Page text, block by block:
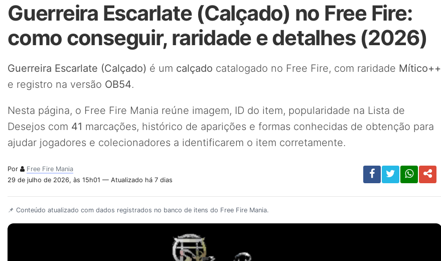
Guerreira Escarlate (Calçado) no Free Fire:
como conseguir, raridade e detalhes (2026)
Guerreira Escarlate (Calçado) é um calçado catalogado no Free Fire, com raridade Mítico++
e registro na versão OB54.
Nesta página, o Free Fire Mania reúne imagem, ID do item, popularidade na Lista de
Desejos com 41 marcações, histórico de aparições e formas conhecidas de obtenção para
ajudar jogadores e colecionadores a identificarem o item corretamente.
Por
Free Fire Mania
29 de julho de 2026, às 15h01 — Atualizado há 7 dias
📌 Conteúdo atualizado com dados registrados no banco de itens do Free Fire Mania.